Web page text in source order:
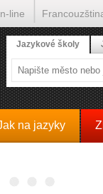
na jazyky
Jazykové školy
line